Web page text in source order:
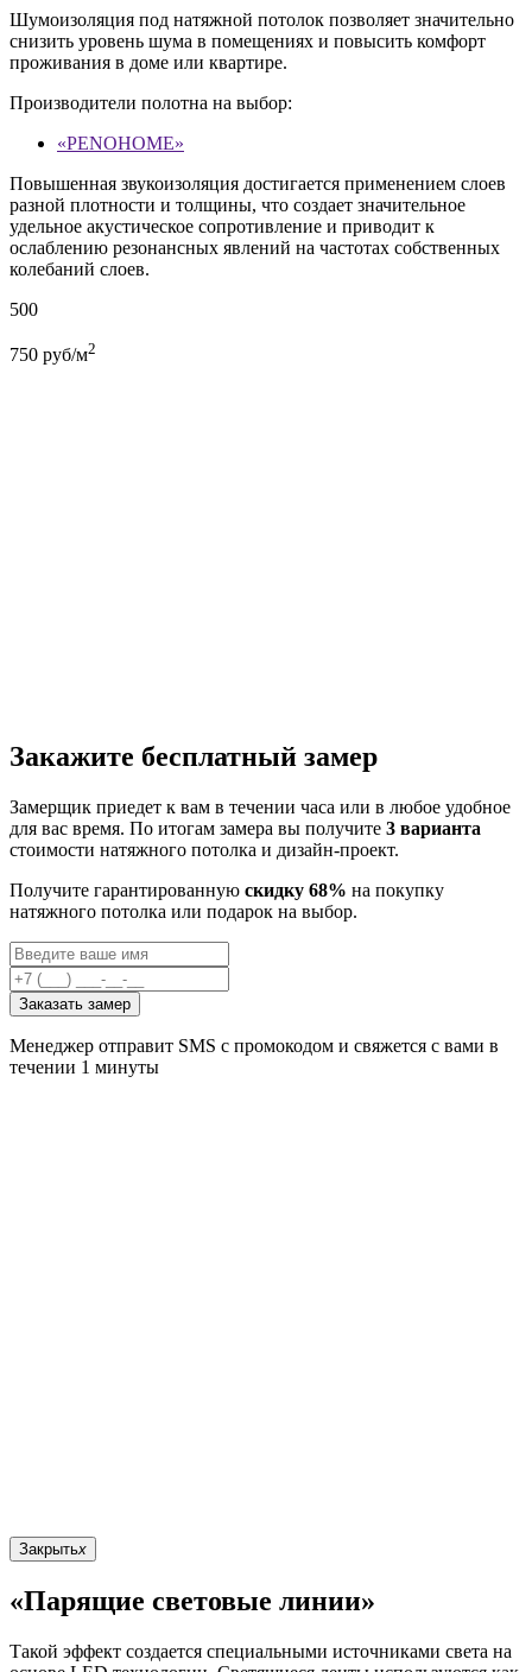
Шумоизоляция под натяжной потолок позволяет значительно
снизить уровень шума в помещениях и повысить комфорт
проживания в доме или квартире.
Производители полотна на выбор:
«PENOHOME»
Повышенная звукоизоляция достигается применением слоев
разной плотности и толщины, что создает значительное
удельное акустическое сопротивление и приводит к
ослаблению резонансных явлений на частотах собственных
колебаний слоев.
500
750 руб/м2
Закажите бесплатный замер
Замерщик приедет к вам в течении часа или в любое удобное
для вас время. По итогам замера вы получите 3 варианта
стоимости натяжного потолка и дизайн-проект.
Получите гарантированную скидку 68% на покупку
натяжного потолка или подарок на выбор.
Заказать замер
Менеджер отправит SMS с промокодом и свяжется с вами в
течении 1 минуты
Закрытьx
«Парящие световые линии»
Такой эффект создается специальными источниками света на